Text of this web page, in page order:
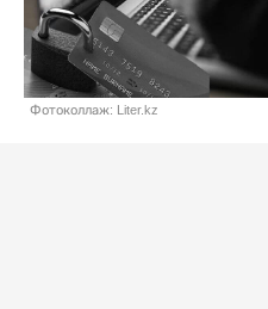
Фотоколлаж: Liter.kz